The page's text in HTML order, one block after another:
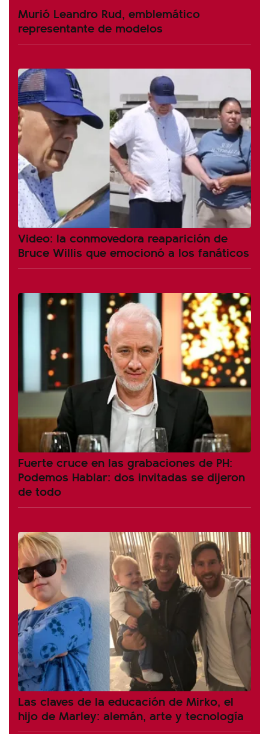
Murió Leandro Rud, emblemático
representante de modelos
Video: la conmovedora reaparición de
Bruce Willis que emocionó a los fanáticos
Fuerte cruce en las grabaciones de PH:
Podemos Hablar: dos invitadas se dijeron
de todo
Las claves de la educación de Mirko, el
hijo de Marley: alemán, arte y tecnología